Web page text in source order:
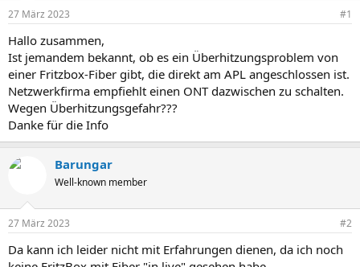
e
r
l
t
a
m
27 März 2023 #1
Hallo zusammen,
Ist jemandem bekannt, ob es ein Überhitzungsproblem von
einer Fritzbox-Fiber gibt, die direkt am APL angeschlossen ist.
Netzwerkfirma empfiehlt einen ONT dazwischen zu schalten.
Wegen Überhitzungsgefahr???
Danke für die Info
Barungar
Well-known member
27 März 2023 #2
Da kann ich leider nicht mit Erfahrungen dienen, da ich noch